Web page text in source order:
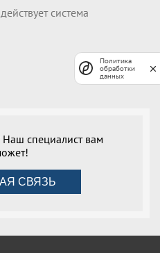
система
Наш специалист вам
СВЯЗЬ
Политика
обработки
данных